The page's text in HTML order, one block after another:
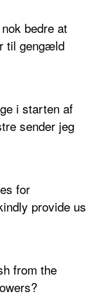
bedre at
til gengæld
i starten af
sender jeg
for
provide us
from the